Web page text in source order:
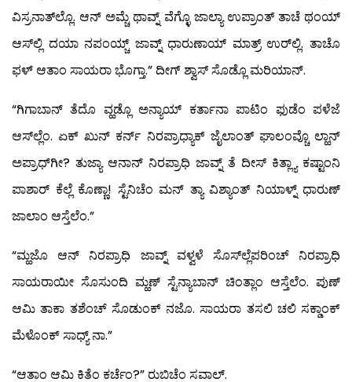
ವಿಸ್ರನಾತ್‍ಲ್ಲೊ. ಆನ್ ಅಮ್ಚೆ ಥಾವ್ನ್ ವೆಗ್ಳೊ ಜಾಲ್ಯಾ ಉಪ್ರಾಂತ್ ತಾಚೆ ಥಂಯ್
ಆಸ್‍ಲ್ಲಿ ದಯಾ ನಪಂಯ್ಚ್ ಜಾವ್ನ್ ಧಾರುಣಾಯ್ ಮಾತ್ರ್ ಉರ್‌ಲ್ಲಿ. ತಾಚೊ
ಫಳ್ ಆತಾಂ ಸಾಯರಾ ಭೊಗ್ತಾ.” ದೀಗ್ ಶ್ವಾಸ್ ಸೊಡ್ಲೊ ಮರಿಯಾನ್.
“ಗಿಗಾಬಾನ್ ತೆದೊ ವ್ಹಡ್ಲೊ ಅನ್ಯಾಯ್ ಕರ್ತಾನಾ ಪಾಟಿಂ ಫುಡೆಂ ಪಳೆಜೆ
ಆಸ್‍ಲ್ಲೆಂ. ಏಕ್ ಖುನ್ ಕರ್ನ್ ನಿರಪ್ರಾಧ್ಯಾಕ್ ಜೈಲಾಂತ್ ಘಾಲಂವ್ಚೊ ಲ್ಹಾನ್
ಅಪ್ರಾಧ್‍ಗೀ? ತುಜ್ಯಾ ಆನಾನ್ ನಿರಪ್ರಾಧಿ ಜಾವ್ನ್ ತೆ ದೀಸ್ ಕಿತ್ಲ್ಯಾ ಕಷ್ಟಾಂನಿ
ಪಾಶಾರ್ ಕೆಲ್ಲೆ ಕೊಣ್ಣಾ! ಸ್ಟೆನಿಚೆಂ ಮನ್ ತ್ಯಾ ವಿಶ್ಯಾಂತ್ ನಿಯಾಳ್ನ್ ಧಾರುಣ್
ಜಾಲಾಂ ಆಸ್ತೆಲೆಂ.”
“ಮ್ಹಜೊ ಆನ್ ನಿರಪ್ರಾಧಿ ಜಾವ್ನ್ ವಳ್ವಳೆ ಸೊಸ್‍ಲ್ಲೆಪರಿಂಚ್ ನಿರಪ್ರಾಧಿ
ಸಾಯರಾಯೀ ಸೊಸುಂದಿ ಮ್ಹಣ್ ಸ್ಟೆನ್ಯಾಬಾನ್ ಚಿಂತ್ಲಾಂ ಆಸ್ತೆಲೆಂ. ಪುಣ್
ಆಮಿ ತಾಕಾ ತಶೆಂಚ್ ಸೊಡುಂಕ್ ನಜೊ. ಸಾಯರಾ ತಸಲಿ ಚಲಿ ಸಕ್ಡಾಂಕ್
ಮೆಳೊಂಕ್ ಸಾಧ್ಯ್ ನಾ.”
“ಆತಾಂ ಆಮಿ ಕಿತೆಂ ಕರ್ಚೆಂ?” ರುಬಿಚೆಂ ಸವಾಲ್.